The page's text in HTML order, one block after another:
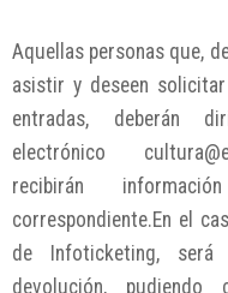
Aquellas personas que,
asistir y deseen
entradas, deberán
electrónico
recibirán
correspondiente.En el
de Infoticketing,
devolución,